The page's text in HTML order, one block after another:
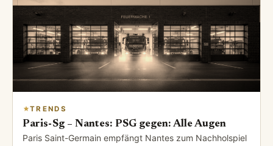
TRENDS
Paris-Sg – Nantes: PSG gegen: Alle Augen
Paris Saint-Germain empfängt Nantes zum Nachholspiel